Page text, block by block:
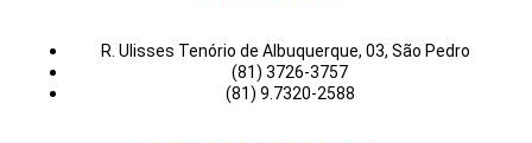
R. Ulisses Tenório de Albuquerque, 03, São Pedro
(81) 3726-3757
(81) 9.7320-2588